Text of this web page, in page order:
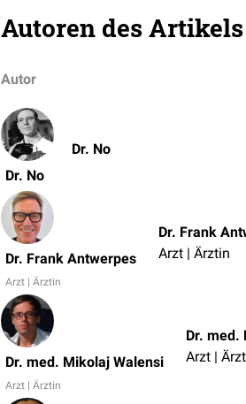
Autoren des Artikels
Autor
Dr. No
Dr. No
Dr. Frank Antwerpes
Arzt | Ärztin
Dr. Frank
Arzt | Ärztin
Dr. med. Mikolaj Walensi
Arzt | Ärztin
Arzt |